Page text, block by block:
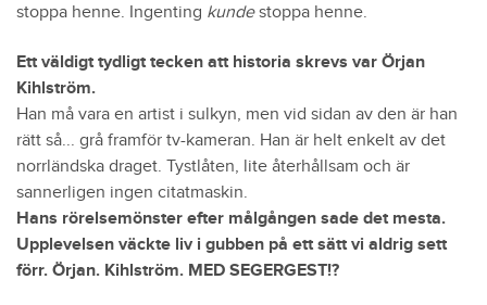
stoppa henne. Ingenting kundestoppa henne.
Ett väldigt tydligt tecken att historia skrevs var Örjan
Kihlström.
Han må vara en artist i sulkyn, men vid sidan av den är han
rätt så... grå framför tv-kameran. Han är helt enkelt av det
norrländska draget. Tystlåten, lite återhållsam och är
sannerligen ingen citatmaskin.
Hans rörelsemönster efter målgången sade det mesta.
Upplevelsen väckte liv i gubben på ett sätt vi aldrig sett
förr. Örjan. Kihlström. MED SEGERGEST!?